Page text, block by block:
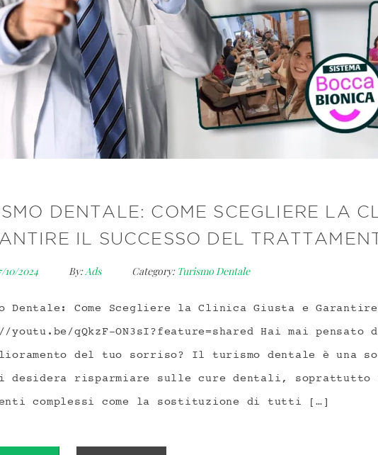
DENTALE: COME SCEGLIERE LA
IL SUCCESSO DEL
10/2024 By:Ads Category: Turismo Dentale
Dentale: Come Scegliere la Clinica Giusta e
qQkzF-ON3sI?feature=shared Hai mai pensato
del tuo sorriso? Il turismo dentale è una
desidera risparmiare sulle cure dentali,
complessi come la sostituzione di tutti […]